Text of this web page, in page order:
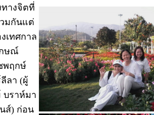
างจิตที่
มกันแต่
เทศกาล
ษณ์
พฤกษ์
ลา (ผู้
บราห์มา
ส์) ก่อน